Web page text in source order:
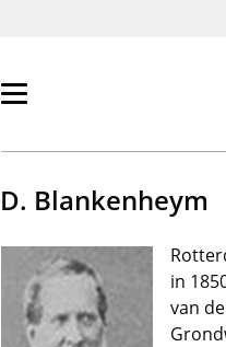
Primair
tonen/verbergen
D. Blankenheym
in
van de